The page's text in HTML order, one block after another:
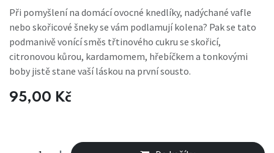
Při pomyšlení na domácí ovocné knedlíky, nadýchané vafle
nebo skořicové šneky se vám podlamují kolena? Pak se tato
podmanivě vonící směs třtinového cukru se skořicí,
citronovou kůrou, kardamomem, hřebíčkem a tonkovými
boby jistě stane vaší láskou na první sousto.
95,00 Kč